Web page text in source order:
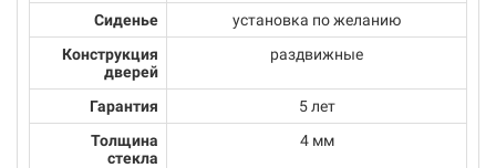
Сиденье
установка по желанию
Конструкция
дверей
раздвижные
Гарантия
5 лет
Толщина
стекла
4 мм